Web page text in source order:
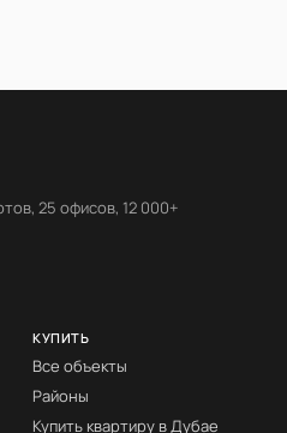
25 офисов, 12 000+
КУПИТЬ
Все объекты
Районы
Купить квартиру в Дубае